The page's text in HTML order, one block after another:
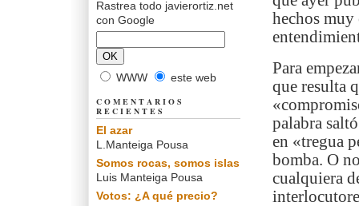
hechos muy
Para
que resulta
palabra
en «tregua
bomba. O
cualquiera
Rastrea todo javierortiz.net
con Google
WWW este web
COMENTARIOS
RECIENTES
El azar
L.Manteiga Pousa
Somos rocas, somos islas
Luis Manteiga Pousa
Votos: ¿A qué precio?